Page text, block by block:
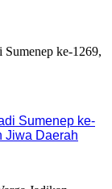
Sumenep ke-
Jiwa Daerah